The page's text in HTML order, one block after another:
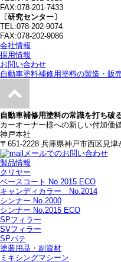
FAX:078-201-7433
〔研究センター〕
TEL:078-202-9074
FAX:078-202-9086
会社情報
採用情報
お問い合わせ
自動車塗料補修用塗料の製造・販
自動車補修用塗料の常識を打ち破
カーオーナー様への新しい付加価
神戸本社
〒651-2228 兵庫県神戸市西区見津
メールでのお問い合わせ
製品情報
クリヤー
ベースコート No.2015 ECO
キャンディカラー No.2014
シンナー No.2000
シンナー No.2015 ECO
SPフィラー
SVフィラー
SPパテ
塗装用品・副資材
ミキシングマシーン